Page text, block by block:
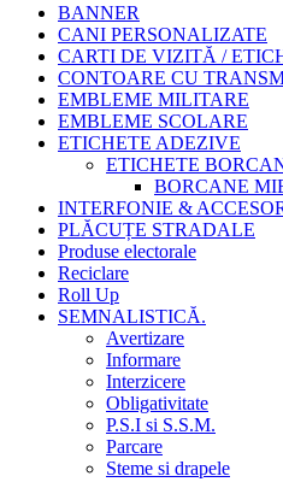
BANNER
CANI PERSONALIZATE
CARTI DE VIZITĂ /
CONTOARE CU
EMBLEME MILITARE
EMBLEME SCOLARE
ETICHETE ADEZIVE
ETICHETE
BORCANE
INTERFONIE &
PLĂCUȚE STRADALE
Produse electorale
Reciclare
Roll Up
SEMNALISTICĂ.
Avertizare
Informare
Interzicere
Obligativitate
P.S.I si S.S.M.
Parcare
Steme si drapele